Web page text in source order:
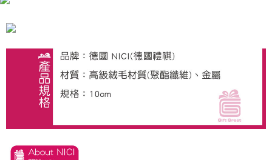
グでお支払いください。
代金納付期限は最短で 14 日以内ですので、ご注意ください。AFTEE アプ
リをダウンロードして AFTEE 会員になるとお支払い期限を最長 45 日以内
まで延長できます。
お支払期限は、ショップが請求した期日と、AFTEEで延長できる日数をも
とに計算されます。AFTEEで注文すると、商品を受け取るまで支払い期限
を延長できますが、商品を期限内に受け取れない場合があります（例：予
約商品や商品到着日が比較的遅い商品）。そのため、商品到着の有無に関
二、支払い限度額
配送毎にNT$100、NT$490以上で送料無料
配送毎にNT$100、NT$990以上で送料無料
海外國家 送料を確認